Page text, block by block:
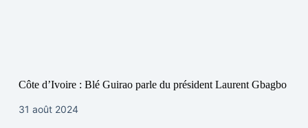
Côte d’Ivoire : Blé Guirao parle du président Laurent Gbagbo
31 août 2024